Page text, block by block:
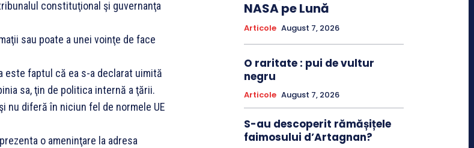
constituţional şi guvernanţa
sau poate a unei voinţe de face
este faptul că ea s-a declarat uimită
sa, ţin de politica internă a ţării.
nu diferă în niciun fel de normele UE
o ameninţare la adresa
NASA pe Lună
Articole August 7, 2026
O raritate : pui de vultur
negru
Articole August 7, 2026
S-au descoperit rămășițele
faimosului d’Artagnan?